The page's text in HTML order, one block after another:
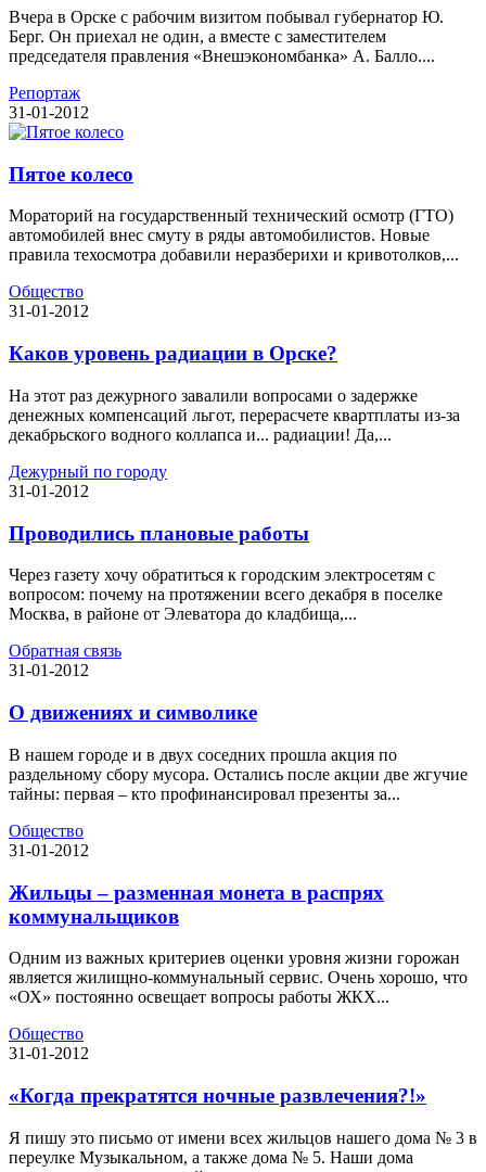
Вчера в Орске с рабочим визитом побывал губернатор Ю.
Берг. Он приехал не один, а вместе с заместителем
председателя правления «Внешэкономбанка» А. Балло....
Репортаж
31-01-2012
Пятое колесо
Мораторий на государственный технический осмотр (ГТО)
автомобилей внес смуту в ряды автомобилистов. Новые
правила техосмотра добавили неразберихи и кривотолков,...
Общество
31-01-2012
Каков уровень радиации в Орске?
На этот раз дежурного завалили вопросами о задержке
денежных компенсаций льгот, перерасчете квартплаты из-за
декабрьского водного коллапса и... радиации! Да,...
Дежурный по городу
31-01-2012
Проводились плановые работы
Через газету хочу обратиться к городским электросетям с
вопросом: почему на протяжении всего декабря в поселке
Москва, в районе от Элеватора до кладбища,...
Обратная связь
31-01-2012
О движениях и символике
В нашем городе и в двух соседних прошла акция по
раздельному сбору мусора. Остались после акции две жгучие
тайны: первая – кто профинансировал презенты за...
Общество
31-01-2012
Жильцы – разменная монета в распрях
коммунальщиков
Одним из важных критериев оценки уровня жизни горожан
является жилищно-коммунальный сервис. Очень хорошо, что
«ОХ» постоянно освещает вопросы работы ЖКХ...
Общество
31-01-2012
«Когда прекратятся ночные развлечения?!»
Я пишу это письмо от имени всех жильцов нашего дома № 3 в
переулке Музыкальном, а также дома № 5. Наши дома